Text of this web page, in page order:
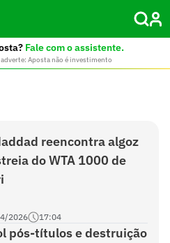
Fale com o assistente.
Aposta não é investimento
reencontra algoz
do WTA 1000 de
2026 17:04
pós-títulos e destruição